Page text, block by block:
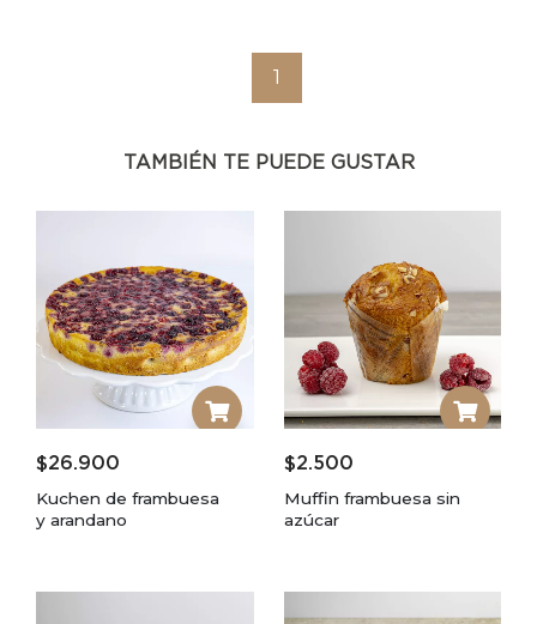
1
TAMBIÉN TE PUEDE GUSTAR
$26.900
Kuchen de frambuesa
y arandano
$2.500
Muffin frambuesa sin
azúcar